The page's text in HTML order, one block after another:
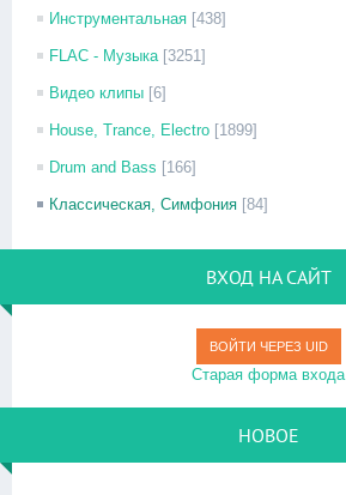
Инструментальная [438]
FLAC - Музыка [3251]
Видео клипы [6]
House, Trance, Electro [1899]
Drum and Bass [166]
Классическая, Симфония [84]
ВХОД НА САЙТ
ВОЙТИ ЧЕРЕЗ UID
Старая форма входа
НОВОЕ